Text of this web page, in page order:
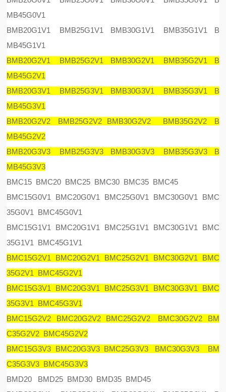
MB45G0V1
BMB20G1V1 BMB25G1V1 BMB30G1V1 BMB35G1V1 B
MB45G1V1
BMB20G2V1 BMB25G2V1 BMB30G2V1 BMB35G2V1 B
MB45G2V1
BMB20G3V1 BMB25G3V1 BMB30G3V1 BMB35G3V1 B
MB45G3V1
BMB20G2V2 BMB25G2V2 BMB30G2V2 BMB35G2V2 B
MB45G2V2
BMB20G3V3 BMB25G3V3 BMB30G3V3 BMB35G3V3 B
MB45G3V3
BMC15 BMC20 BMC25 BMC30 BMC35 BMC45
BMC15G0V1 BMC20G0V1 BMC25G0V1 BMC30G0V1 BMC
35G0V1 BMC45G0V1
BMC15G1V1 BMC20G1V1 BMC25G1V1 BMC30G1V1 BMC
35G1V1 BMC45G1V1
BMC15G2V1 BMC20G2V1 BMC25G2V1 BMC30G2V1 BMC
35G2V1 BMC45G2V1
BMC15G3V1 BMC20G3V1 BMC25G3V1 BMC30G3V1 BMC
35G3V1 BMC45G3V1
BMC15G2V2 BMC20G2V2 BMC25G2V2 BMC30G2V2 BM
C35G2V2 BMC45G2V2
BMC15G3V3 BMC20G3V3 BMC25G3V3 BMC30G3V3 BM
C35G3V3 BMC45G3V3
BMD20 BMD25 BMD30 BMD35 BMD45